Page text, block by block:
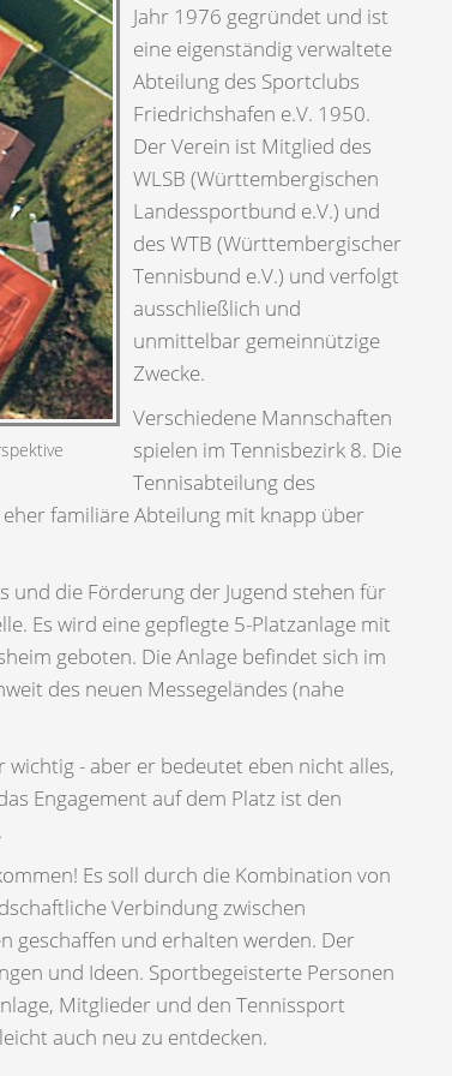
Jahr 1976 gegründet und ist
eine eigenständig verwaltete
Abteilung des Sportclubs
Friedrichshafen e.V. 1950.
Der Verein ist Mitglied des
WLSB (Württembergischen
Landessportbund e.V.) und
des WTB (Württembergischer
Tennisbund e.V.) und verfolgt
ausschließlich und
unmittelbar gemeinnützige
Zwecke.
Verschiedene Mannschaften
spielen im Tennisbezirk 8. Die
Tennisabteilung des
familiäre Abteilung mit knapp über
und die Förderung der Jugend stehen für
Es wird eine gepflegte 5-Platzanlage mit
geboten. Die Anlage befindet sich im
des neuen Messegeländes (nahe
wichtig - aber er bedeutet eben nicht alles,
Engagement auf dem Platz ist den
Es soll durch die Kombination von
Verbindung zwischen
geschaffen und erhalten werden. Der
und Ideen. Sportbegeisterte Personen
Mitglieder und den Tennissport
auch neu zu entdecken.